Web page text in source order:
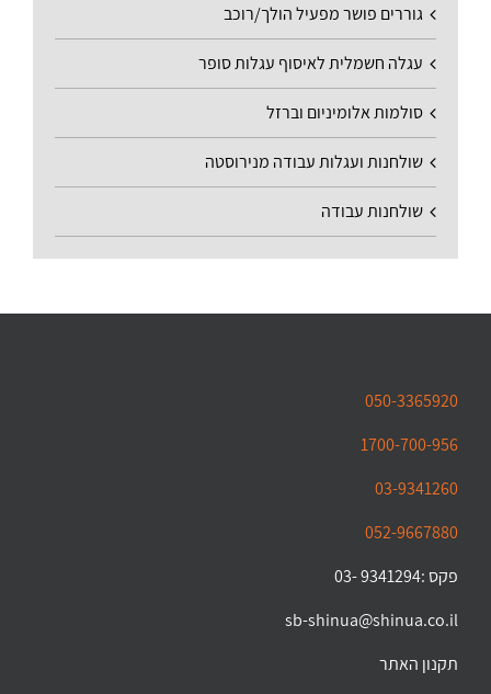
גוררים פושר מפעיל הולך/רוכב
עגלה חשמלית לאיסוף עגלות סופר
סולמות אלומיניום וברזל
שולחנות ועגלות עבודה מנירוסטה
שולחנות עבודה
050-3365920
1700-700-956
03-9341260
052-9667880
פקס :9341294 -03
sb-shinua@shinua.co.il
תקנון האתר